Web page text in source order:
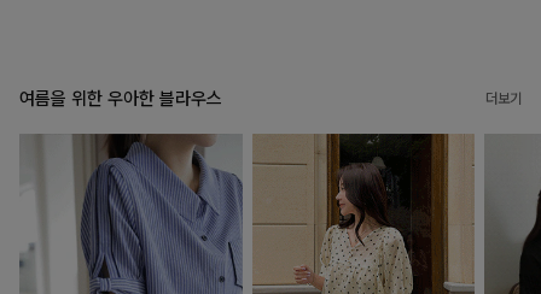
여름을 위한 우아한 블라우스 더보기